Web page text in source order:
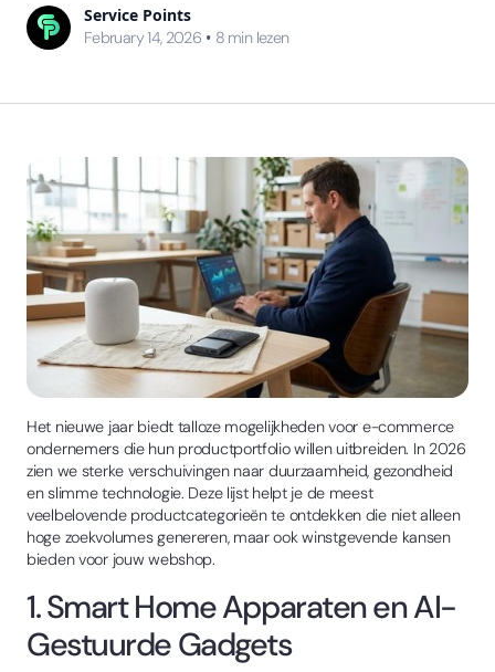
Service Points
February 14, 2026 • 8 min lezen
Het nieuwe jaar biedt talloze mogelijkheden voor e-commerce
ondernemers die hun productportfolio willen uitbreiden. In 2026
zien we sterke verschuivingen naar duurzaamheid, gezondheid
en slimme technologie. Deze lijst helpt je de meest
veelbelovende productcategorieën te ontdekken die niet alleen
hoge zoekvolumes genereren, maar ook winstgevende kansen
bieden voor jouw webshop.
1. Smart Home Apparaten en AI-
Gestuurde Gadgets